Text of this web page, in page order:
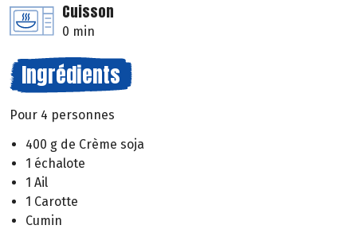
Cuisson
0 min
Ingrédients
Pour 4 personnes
400 g de Crème soja
1 échalote
1 Ail
1 Carotte
Cumin